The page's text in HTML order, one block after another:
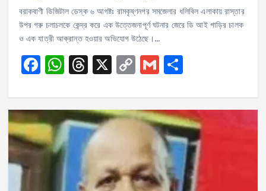
বরাকবাণী ডিজিটাল ডেস্ক ৬ আগষ্টঃ রামকৃষ্ণনগর সমজেলার ধলিবিল এলাকায় রাস্তার
উপর গরু চলাচলকে কেন্দ্র করে এক উত্তেজনাপূর্ণ ঘটনার জেরে ডি আই গাড়ির চালক
ও এক যাত্রী আক্রান্ত হওয়ার অভিযোগ উঠেছে।…
F
c
e
b
o
W
a
ts
A
p
p
T
re
a
d
s
X C
p
y
Li
n
k
G
ai
l
S
a
re